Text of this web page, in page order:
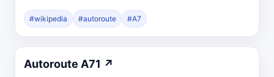
#wikipedia #autoroute #A7
Autoroute A71 ↗